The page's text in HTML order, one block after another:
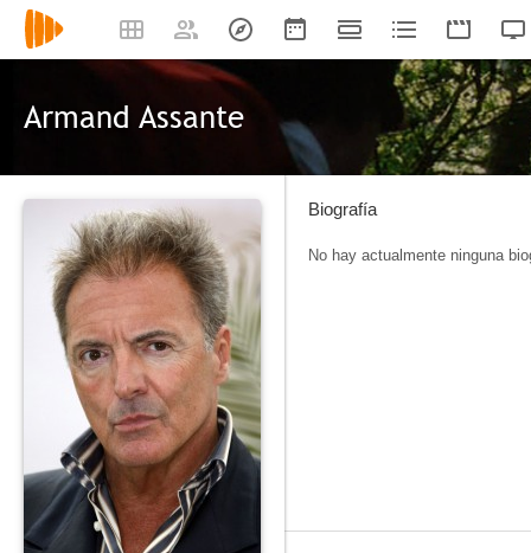
Armand Assante
Biografía
No hay actualmente ninguna